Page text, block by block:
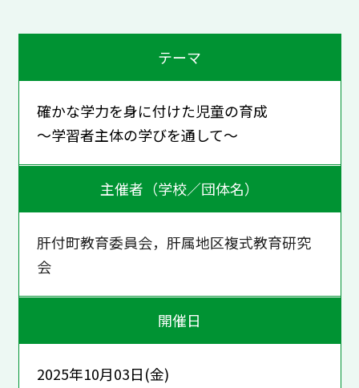
テーマ
確かな学力を身に付けた児童の育成
～学習者主体の学びを通して～
主催者（学校／団体名）
肝付町教育委員会，肝属地区複式教育研究
会
開催日
2025年10月03日(金)